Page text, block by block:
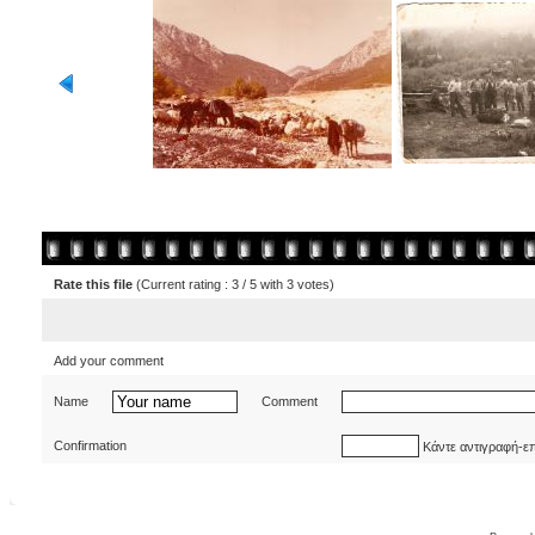
Rate this file (Current rating : 3 / 5 with 3 votes)
Add your comment
Name Comment
Confirmation Κάντε αντιγραφή-